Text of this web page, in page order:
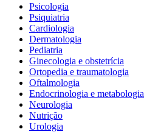
Psicologia
Psiquiatria
Cardiologia
Dermatologia
Pediatria
Ginecologia e obstetrícia
Ortopedia e traumatologia
Oftalmologia
Endocrinologia e metabologia
Neurologia
Nutrição
Urologia